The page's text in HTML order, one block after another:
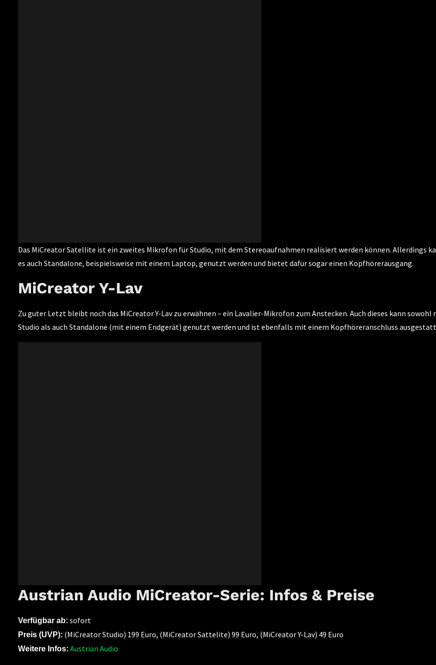
Das MiCreator Satellite ist ein zweites Mikrofon für Studio, mit dem Stereoaufnahmen realisiert werden können. Allerdings
es auch Standalone, beispielsweise mit einem Laptop, genutzt werden und bietet dafür sogar einen Kopfhörerausgang.
MiCreator Y-Lav
Zu guter Letzt bleibt noch das MiCreator Y-Lav zu erwähnen – ein Lavalier-Mikrofon zum Anstecken. Auch dieses kann sowohl
Studio als auch Standalone (mit einem Endgerät) genutzt werden und ist ebenfalls mit einem Kopfhöreranschluss
Austrian Audio MiCreator-Serie: Infos & Preise
Verfügbar ab: sofort
Preis (UVP): (MiCreator Studio) 199 Euro, (MiCreator Sattelite) 99 Euro, (MiCreator Y-Lav) 49 Euro
Weitere Infos: Austrian Audio